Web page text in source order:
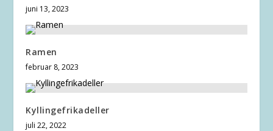
juni 13, 2023
Ramen
februar 8, 2023
Kyllingefrikadeller
juli 22, 2022